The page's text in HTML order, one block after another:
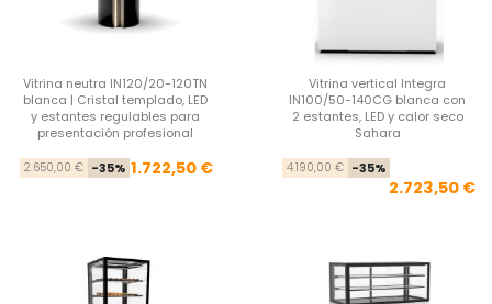
Vitrina neutra IN120/20-120TN
blanca | Cristal templado, LED
y estantes regulables para
presentación profesional
Precio base
2.650,00 € -35% Precio
1.722,50 €
Vitrina vertical Integra
IN100/50-140CG blanca con
2 estantes, LED y calor seco
Sahara
4.190,00 € -35%
2.723,50 €